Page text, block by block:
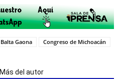
Balta Gaona Congreso de Michoacán
Más del autor